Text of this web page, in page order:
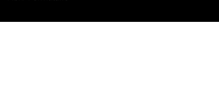
es habitual, el estudio recoge todos los datos de